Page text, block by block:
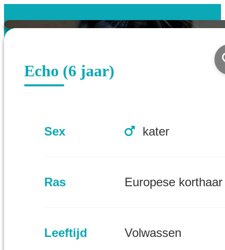
Echo (6 jaar)
Sex kater
Ras Europese korthaar
Leeftijd Volwassen